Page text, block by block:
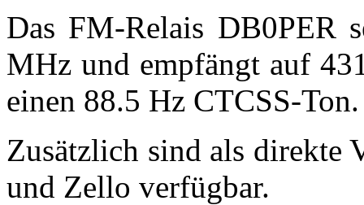
Das FM-Relais DB0PER
MHz und empfängt auf
einen 88.5 Hz CTCSS-Ton.
Zusätzlich sind als direkte
und Zello verfügbar.